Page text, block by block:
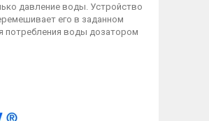
давление воды. Устройство
его в заданном
потребления воды дозатором